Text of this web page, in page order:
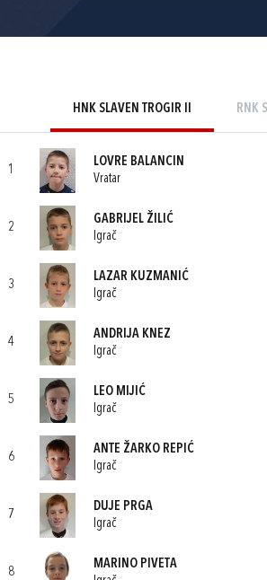
HNK SLAVEN TROGIR II RNK
1
LOVRE BALANCIN
Vratar
2
GABRIJEL ŽILIĆ
Igrač
3
LAZAR KUZMANIĆ
Igrač
4
ANDRIJA KNEZ
Igrač
5
LEO MIJIĆ
Igrač
6
ANTE ŽARKO REPIĆ
Igrač
7
DUJE PRGA
Igrač
8
MARINO PIVETA